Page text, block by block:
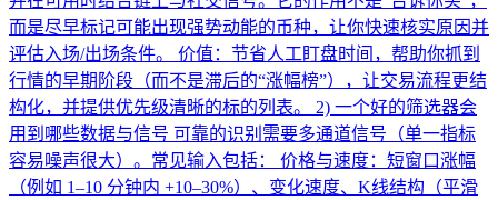
而是尽早标记可能出现强势动能的币种，让你快速核实原因并
评估入场/出场条件。 价值：节省人工盯盘时间，帮助你抓到
行情的早期阶段（而不是滞后的“涨幅榜”），让交易流程更结
构化，并提供优先级清晰的标的列表。 2) 一个好的筛选器会
用到哪些数据与信号 可靠的识别需要多通道信号（单一指标
容易噪声很大）。常见输入包括： 价格与速度：短窗口涨幅
（例如 1–10 分钟内 +10–30%）、变化速度、K线结构（平滑